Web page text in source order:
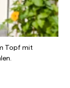
Topf mit